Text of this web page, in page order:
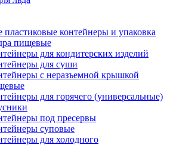
контейнеры и упаковка
пищевые
для кондитерских изделий
для суши
с неразъемной крышкой
для горячего (универсальные)
под пресервы
суповые
для холодного